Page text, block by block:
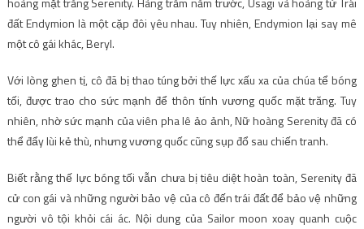
đất Endymion là một cặp đôi yêu nhau. Tuy nhiên, Endymion lại say mê
một cô gái khác, Beryl.
Với lòng ghen tị, cô đã bị thao túng bởi thế lực xấu xa của chúa tể bóng
tối, được trao cho sức mạnh để thôn tính vương quốc mặt trăng. Tuy
nhiên, nhờ sức mạnh của viên pha lê ảo ảnh, Nữ hoàng Serenity đã có
thể đẩy lùi kẻ thù, nhưng vương quốc cũng sụp đổ sau chiến tranh.
Biết rằng thế lực bóng tối vẫn chưa bị tiêu diệt hoàn toàn, Serenity đã
cử con gái và những người bảo vệ của cô đến trái đất để bảo vệ những
người vô tội khỏi cái ác. Nội dung của Sailor moon xoay quanh cuộc